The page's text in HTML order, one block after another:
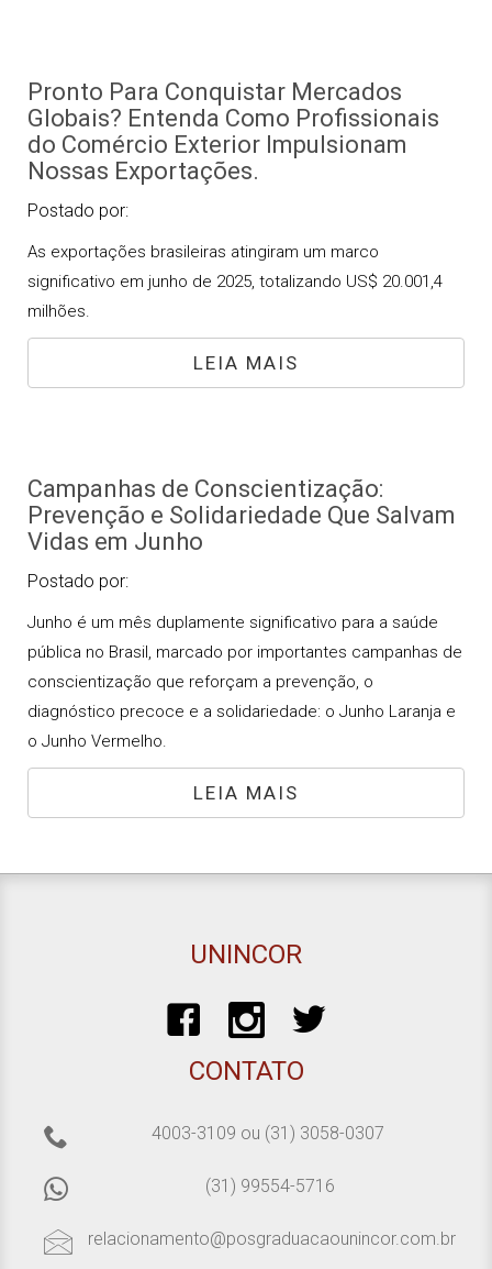
Pronto Para Conquistar Mercados
Globais? Entenda Como Profissionais
do Comércio Exterior Impulsionam
Nossas Exportações.
Postado por:
As exportações brasileiras atingiram um marco
significativo em junho de 2025, totalizando US$ 20.001,4
milhões.
LEIA MAIS
Campanhas de Conscientização:
Prevenção e Solidariedade Que Salvam
Vidas em Junho
Postado por:
Junho é um mês duplamente significativo para a saúde
pública no Brasil, marcado por importantes campanhas de
conscientização que reforçam a prevenção, o
diagnóstico precoce e a solidariedade: o Junho Laranja e
o Junho Vermelho.
LEIA MAIS
UNINCOR
CONTATO
4003-3109 ou (31) 3058-0307
(31) 99554-5716
relacionamento@posgraduacaounincor.com.br